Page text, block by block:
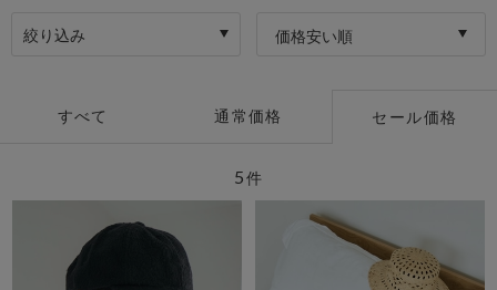
絞り込み 価格安い順
すべて 通常価格 セール価格
5件